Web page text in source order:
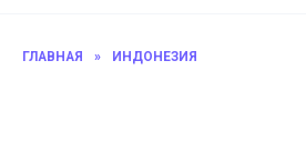
ГЛАВНАЯ » ИНДОНЕЗИЯ